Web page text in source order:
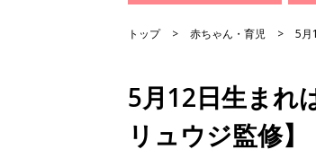
トップ 赤ちゃん・育児 5月
5月12日生まれ
リュウジ監修】